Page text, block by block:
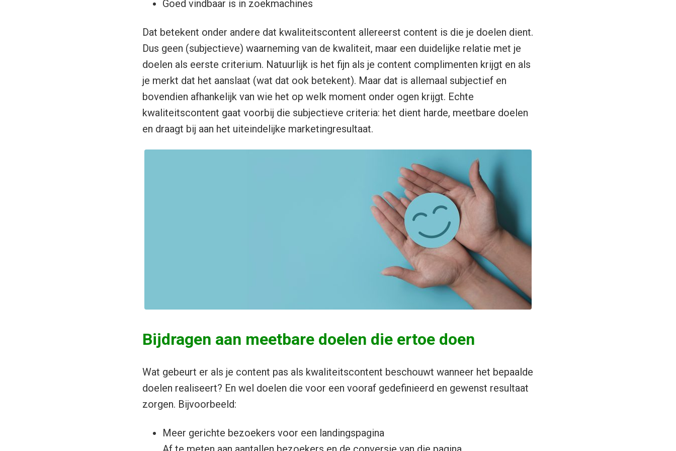
Goed vindbaar is in zoekmachines
Dat betekent onder andere dat kwaliteitscontent allereerst content is die je doelen dient.
Dus geen (subjectieve) waarneming van de kwaliteit, maar een duidelijke relatie met je
doelen als eerste criterium. Natuurlijk is het fijn als je content complimenten krijgt en als
je merkt dat het aanslaat (wat dat ook betekent). Maar dat is allemaal subjectief en
bovendien afhankelijk van wie het op welk moment onder ogen krijgt. Echte
kwaliteitscontent gaat voorbij die subjectieve criteria: het dient harde, meetbare doelen
en draagt bij aan het uiteindelijke marketingresultaat.
Bijdragen aan meetbare doelen die ertoe doen
Wat gebeurt er als je content pas als kwaliteitscontent beschouwt wanneer het bepaalde
doelen realiseert? En wel doelen die voor een vooraf gedefinieerd en gewenst resultaat
zorgen. Bijvoorbeeld:
Meer gerichte bezoekers voor een landingspagina